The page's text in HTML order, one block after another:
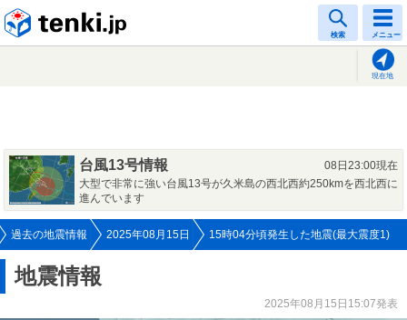
検索 メニュー
現在地
台風13号情報
08日23:00現在
大型で非常に強い台風13号が久米島の西北西約250kmを西北西に
進んでいます
過去の地震情報 2025年08月15日 15時04分頃発生した地震(最大震度1)
地震情報
2025年08月15日15:07発表